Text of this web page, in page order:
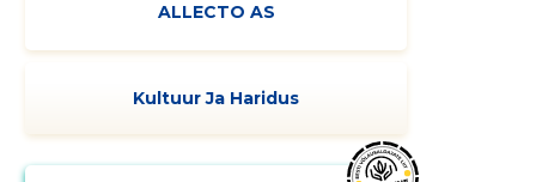
ALLECTO AS
Kultuur Ja Haridus